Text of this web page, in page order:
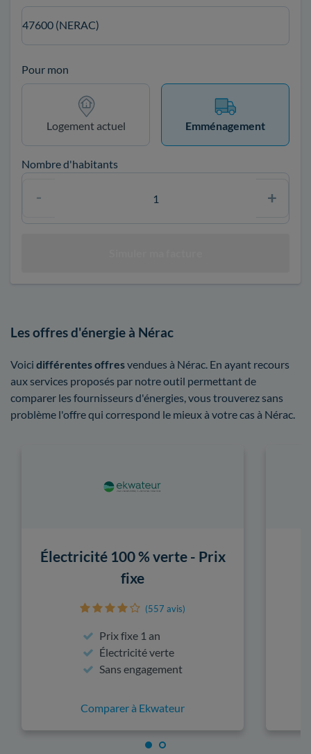
47600 (NERAC)
Pour mon
Logement actuel Emménagement
Nombre d'habitants
Les offres d'énergie à Nérac
Voici différentes offresvendues à Nérac. En ayant recours
aux services proposés par notre outil permettant de
comparer les fournisseurs d'énergies, vous trouverez sans
problème l'offre qui correspond le mieux à votre cas à Nérac.
Électricité 100 % verte - Prix
fixe
(557 avis)
Prix fixe 1 an
Électricité verte
Sans engagement
Comparer à Ekwateur